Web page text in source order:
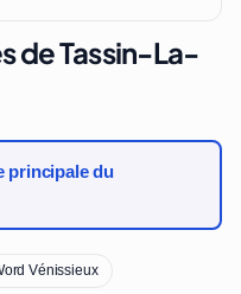
de Tassin-La-
principale du
Vénissieux